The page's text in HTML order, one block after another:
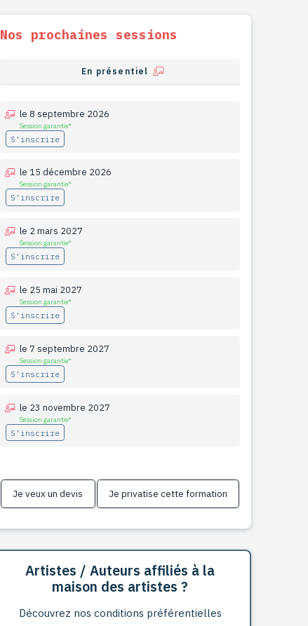
Nos prochaines sessions
En présentiel
le 8 septembre 2026
Session garantie*
S’inscrire
le 15 décembre 2026
Session garantie*
S’inscrire
le 2 mars 2027
Session garantie*
S’inscrire
le 25 mai 2027
Session garantie*
S’inscrire
le 7 septembre 2027
Session garantie*
S’inscrire
le 23 novembre 2027
Session garantie*
S’inscrire
Je veux un devis Je privatise cette formation
Artistes / Auteurs affiliés à la
maison des artistes ?
Découvrez nos conditions préférentielles